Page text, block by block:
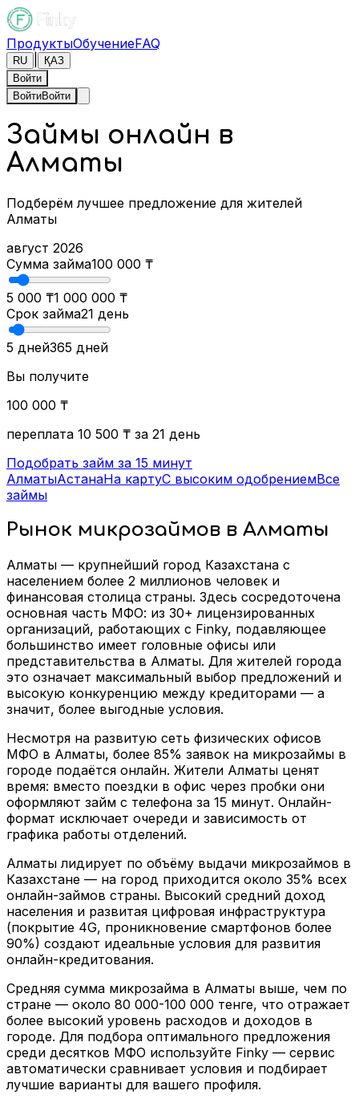
ПродуктыОбучениеFAQ
RU
ҚАЗ
Войти
ВойтиВойти
Займы онлайн в
Алматы
Подберём лучшее предложение для жителей
Алматы
август 2026
Сумма займа100 000 ₸
5 000 ₸1 000 000 ₸
Срок займа21 день
5 дней365 дней
Вы получите
100 000 ₸
переплата 10 500 ₸ за 21 день
Подобрать займ за 15 минут
АлматыАстанаНа картуС высоким одобрениемВсе
займы
Рынок микрозаймов в Алматы
Алматы — крупнейший город Казахстана с
населением более 2 миллионов человек и
финансовая столица страны. Здесь сосредоточена
основная часть МФО: из 30+ лицензированных
организаций, работающих с Finky, подавляющее
большинство имеет головные офисы или
представительства в Алматы. Для жителей города
это означает максимальный выбор предложений и
высокую конкуренцию между кредиторами — а
значит, более выгодные условия.
Несмотря на развитую сеть физических офисов
МФО в Алматы, более 85% заявок на микрозаймы в
городе подаётся онлайн. Жители Алматы ценят
время: вместо поездки в офис через пробки они
оформляют займ с телефона за 15 минут. Онлайн-
формат исключает очереди и зависимость от
графика работы отделений.
Алматы лидирует по объёму выдачи микрозаймов в
Казахстане — на город приходится около 35% всех
онлайн-займов страны. Высокий средний доход
населения и развитая цифровая инфраструктура
(покрытие 4G, проникновение смартфонов более
90%) создают идеальные условия для развития
онлайн-кредитования.
Средняя сумма микрозайма в Алматы выше, чем по
стране — около 80 000-100 000 тенге, что отражает
более высокий уровень расходов и доходов в
городе. Для подбора оптимального предложения
среди десятков МФО используйте Finky — сервис
автоматически сравнивает условия и подбирает
лучшие варианты для вашего профиля.